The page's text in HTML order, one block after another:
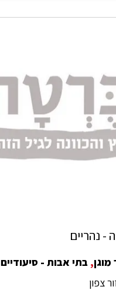
- נהריים
, בתי אבות - סיעודיים
צפון